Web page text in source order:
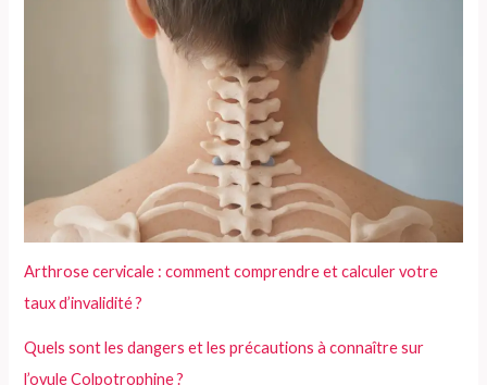
Arthrose cervicale : comment comprendre et calculer votre
taux d’invalidité ?
Quels sont les dangers et les précautions à connaître sur
l’ovule Colpotrophine ?